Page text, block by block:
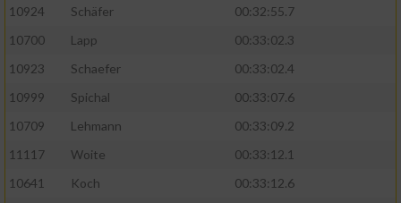
10924
Schäfer
00:32:55.7
10700
Lapp
00:33:02.3
10923
Schaefer
00:33:02.4
10999
Spichal
00:33:07.6
10709
Lehmann
00:33:09.2
11117
Woite
00:33:12.1
10641
Koch
00:33:12.6
Informationen identifizieren
Nicht-IAB-Verarbeitungszwecke: